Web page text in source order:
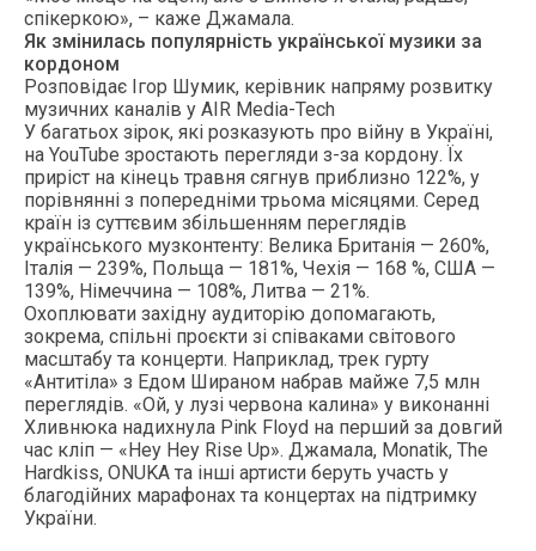
спікеркою», – каже Джамала.
Як змінилась популярність української музики за
кордоном
Розповідає Ігор Шумик, керівник напряму розвитку
музичних каналів у AIR Media-Tech
У багатьох зірок, які розказують про війну в Україні,
на YouTube зростають перегляди з-за кордону. Їх
приріст на кінець травня сягнув приблизно 122%, у
порівнянні з попередніми трьома місяцями. Серед
країн із суттєвим збільшенням переглядів
українського музконтенту: Велика Британія — 260%,
Італія — 239%, Польща — 181%, Чехія — 168 %, США —
139%, Німеччина — 108%, Литва — 21%.
Охоплювати західну аудиторію допомагають,
зокрема, спільні проєкти зі співаками світового
масштабу та концерти. Наприклад, трек гурту
«Антитіла» з Едом Шираном набрав майже 7,5 млн
переглядів. «Ой, у лузі червона калина» у виконанні
Хливнюка надихнула Pink Floyd на перший за довгий
час кліп — «Hey Hey Rise Up». Джамала, Monatik, The
Hardkiss, ONUKA та інші артисти беруть участь у
благодійних марафонах та концертах на підтримку
України.